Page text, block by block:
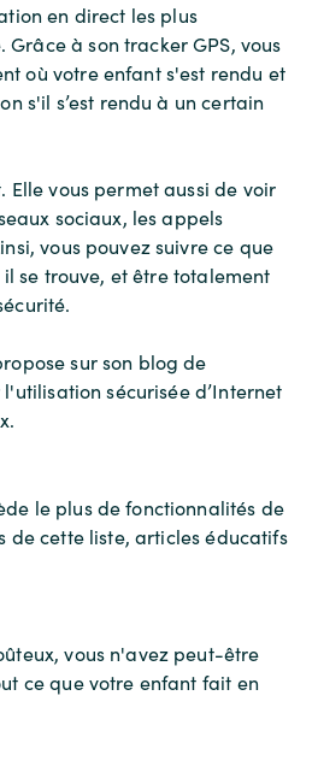
en direct les plus
à son tracker GPS, vous
où votre enfant s'est rendu et
s'il s’est rendu à un certain
Elle vous permet aussi de voir
sociaux, les appels
vous pouvez suivre ce que
se trouve, et être totalement
sur son blog de
sécurisée d’Internet
le plus de fonctionnalités de
de cette liste, articles éducatifs
vous n'avez peut-être
ce que votre enfant fait en